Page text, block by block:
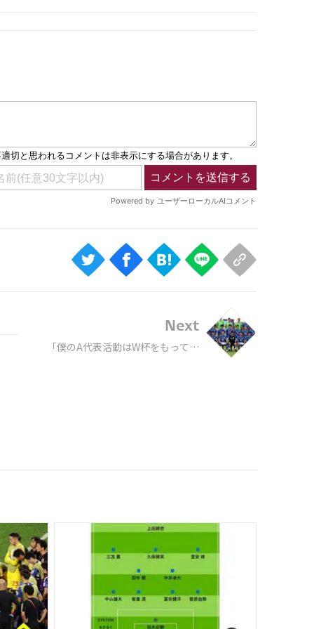
Next
「僕のA代表活動はW杯をもって幕